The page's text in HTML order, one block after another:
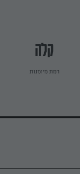
קלה
רמת מיומנות